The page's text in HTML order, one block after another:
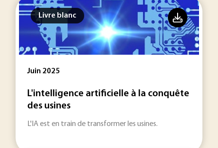
Livre blanc
Juin 2025
L'intelligence artificielle à la conquête
des usines
L'IA est en train de transformer les usines.